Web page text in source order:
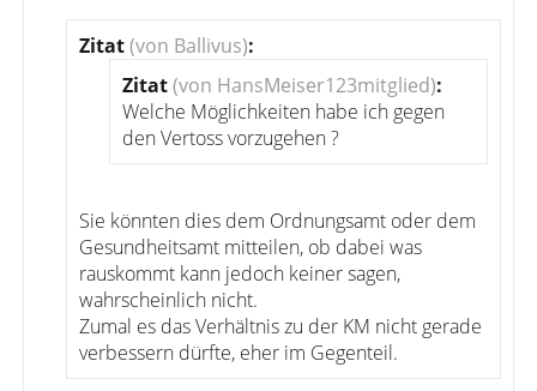
Zitat(von Ballivus):
Zitat(von HansMeiser123mitglied):
Welche Möglichkeiten habe ich gegen
den Vertoss vorzugehen ?
Sie könnten dies dem Ordnungsamt oder dem
Gesundheitsamt mitteilen, ob dabei was
rauskommt kann jedoch keiner sagen,
wahrscheinlich nicht.
Zumal es das Verhältnis zu der KM nicht gerade
verbessern dürfte, eher im Gegenteil.